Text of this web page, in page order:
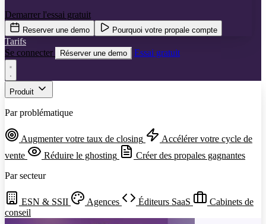
Demarrer l'essai gratuit
Reserver une demo Pourquoi votre propale compte
Tarifs
Se connecter
Réserver une demo Essai gratuit
Produit
Par problématique
Augmenter votre taux de closing
Accélérer votre cycle de
vente
Réduire le ghosting
Créer des propales gagnantes
Par secteur
ESN & SSII Agences Éditeurs SaaS
Cabinets de
conseil